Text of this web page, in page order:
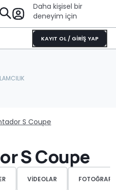
Daha kişisel bir
deneyim için
KAYIT OL / GİRİŞ YAP
S Coupe
S Coupe
VIDEOLAR